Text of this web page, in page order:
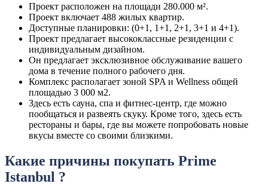
Проект расположен на площади 280.000 м².
Проект включает 488 жилых квартир.
Доступные планировки: (0+1, 1+1, 2+1, 3+1 и 4+1).
Проект предлагает высококлассные резиденции с
индивидуальным дизайном.
Он предлагает эксклюзивное обслуживание вашего
дома в течение полного рабочего дня.
Комплекс располагает зоной SPA и Wellness общей
площадью 3 000 м2.
Здесь есть сауна, спа и фитнес-центр, где можно
пообщаться и развеять скуку. Кроме того, здесь есть
рестораны и бары, где вы можете попробовать новые
вкусы вместе со своими близкими.
Какие причины покупать Prime
Istanbul ?